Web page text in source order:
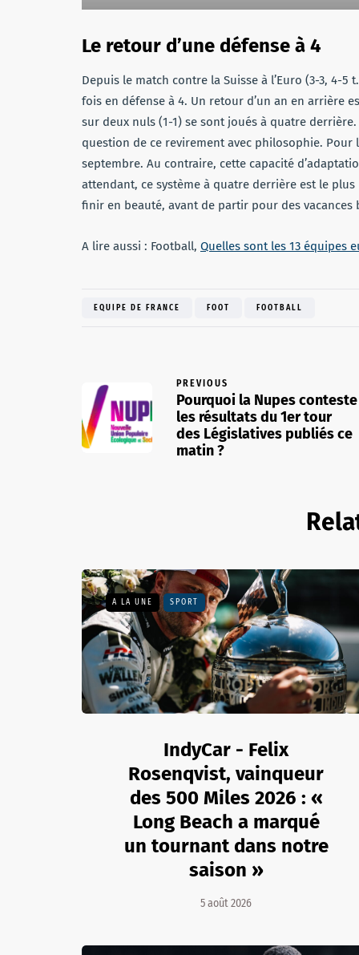
Le retour d’une défense à 4
Depuis le match contre la Suisse à l’Euro (3-3, 4-
fois en défense à 4. Un retour d’un an en arrière
sur deux nuls (1-1) se sont joués à quatre
question de ce revirement avec philosophie.
septembre. Au contraire, cette capacité
attendant, ce système à quatre derrière est le
finir en beauté, avant de partir pour des vacances
A lire aussi : Football, Quelles sont les 13 équipes
EQUIPE DE FRANCE FOOT FOOTBALL
PREVIOUS
Pourquoi la Nupes conteste
les résultats du 1er tour
des Législatives publiés ce
matin ?
A LA UNE SPORT
IndyCar - Felix
Rosenqvist, vainqueur
des 500 Miles 2026 : «
Long Beach a marqué
un tournant dans notre
saison »
5 août 2026